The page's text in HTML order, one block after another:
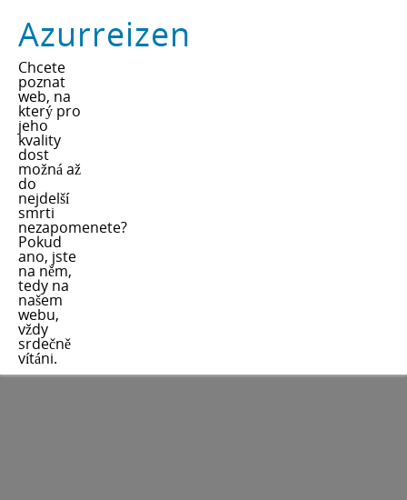
Azurreizen
Chcete
poznat
web, na
který pro
jeho
kvality
dost
možná až
do
nejdelší
smrti
nezapomenete?
Pokud
ano, jste
na něm,
tedy na
našem
webu,
vždy
srdečně
vítáni.